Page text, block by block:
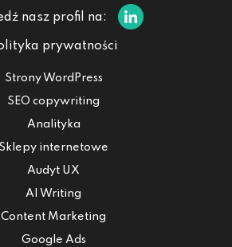
nasz profil na:
prywatności
Strony WordPress
SEO copywriting
Analityka
Sklepy internetowe
Audyt UX
AI Writing
Content Marketing
Google Ads